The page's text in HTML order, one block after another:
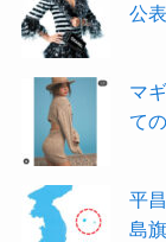
公
マ
て
平
島